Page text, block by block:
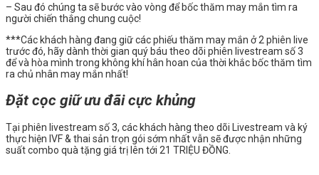
– Sau đó chúng ta sẽ bước vào vòng để bốc thăm may mắn tìm ra
người chiến thắng chung cuộc!
***Các khách hàng đang giữ các phiếu thăm may mắn ở 2 phiên live
trước đó, hãy dành thời gian quý báu theo dõi phiên livestream số 3
để và hòa mình trong không khí hân hoan của thời khắc bốc thăm tìm
ra chủ nhân may mắn nhất!
Đặt cọc giữ ưu đãi cực khủng
Tại phiên livestream số 3, các khách hàng theo dõi Livestream và ký
thực hiện IVF & thai sản trọn gói sớm nhất vẫn sẽ được nhận những
suất combo quà tặng giá trị lên tới 21 TRIỆU ĐỒNG.